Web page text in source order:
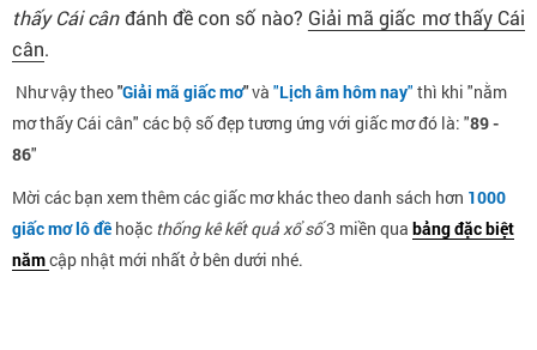
thấy Cái cânđánh đề con số nào? Giải mã giấc mơ thấy Cái
cân.
Như vậy theo"Giải mã giấc mơ"và "Lịch âm hôm nay" thì khi "nằm
mơ thấy Cái cân" các bộ số đẹp tương ứng với giấc mơ đó là: "89 -
86"
Mời các bạn xem thêm các giấc mơ khác theo danh sách hơn 1000
giấc mơ lô đề hoặc thống kê kết quả xổ số3 miền qua bảng đặc biệt
nămcập nhật mới nhất ở bên dưới nhé.